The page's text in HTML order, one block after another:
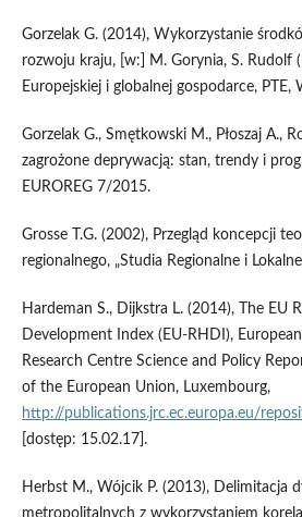
Gorzelak G. (2014), Wykorzystanie
rozwoju kraju, [w:] M. Gorynia, S. Rudolf
Europejskiej i globalnej gospodarce, PTE,
Gorzelak G., Smętkowski M., Płoszaj A.,
zagrożone deprywacją: stan, trendy i
EUROREG 7/2015.
Grosse T.G. (2002), Przegląd koncepcji
regionalnego, „Studia Regionalne i
Hardeman S., Dijkstra L. (2014), The EU
Development Index (EU‑RHDI),
Research Centre Science and Policy
of the European Union, Luxembourg,
http://publications.jrc.ec.europa.eu/
[dostęp: 15.02.17].
Herbst M., Wójcik P. (2013), Delimitacja